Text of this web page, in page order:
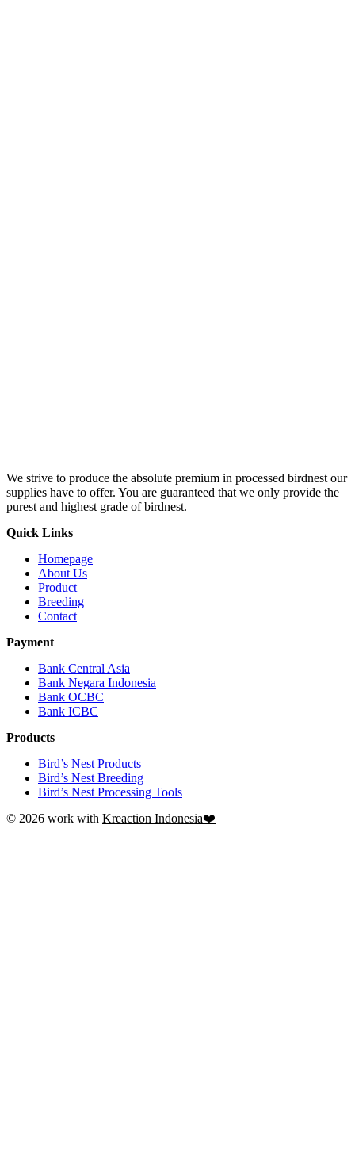
We strive to produce the absolute premium in processed birdnest our
supplies have to offer. You are guaranteed that we only provide the
purest and highest grade of birdnest.
Quick Links
Homepage
About Us
Product
Breeding
Contact
Payment
Bank Central Asia
Bank Negara Indonesia
Bank OCBC
Bank ICBC
Products
Bird’s Nest Products
Bird’s Nest Breeding
Bird’s Nest Processing Tools
© 2026 work with Kreaction Indonesia❤️